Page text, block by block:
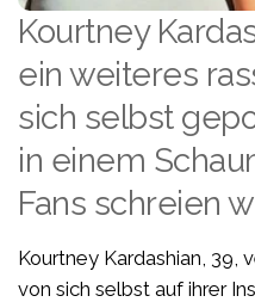
Kourtney
ein weiteres
sich selbst
in einem
Fans schreien
Kourtney Kardashian, 39,
von sich selbst auf ihrer